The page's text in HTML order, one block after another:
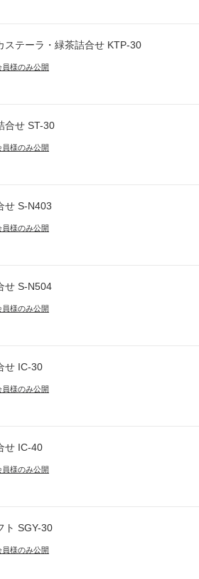
ステーラ・緑茶詰合せ KTP-30
様のみ公開
合せ ST-30
様のみ公開
せ S-N403
様のみ公開
せ S-N504
様のみ公開
せ IC-30
様のみ公開
せ IC-40
様のみ公開
ト SGY-30
様のみ公開